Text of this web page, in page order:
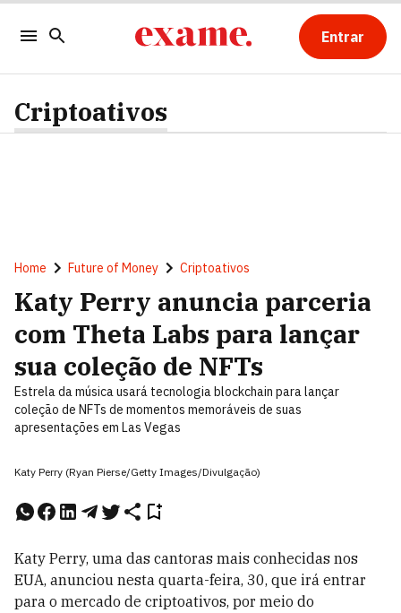
Entrar
Criptoativos
Home Future of Money Criptoativos
Katy Perry anuncia parceria
com Theta Labs para lançar
sua coleção de NFTs
Estrela da música usará tecnologia blockchain para lançar
coleção de NFTs de momentos memoráveis de suas
apresentações em Las Vegas
Katy Perry (Ryan Pierse/Getty Images/Divulgação)
Katy Perry, uma das cantoras mais conhecidas nos
EUA, anunciou nesta quarta-feira, 30, que irá entrar
para o mercado de criptoativos, por meio do